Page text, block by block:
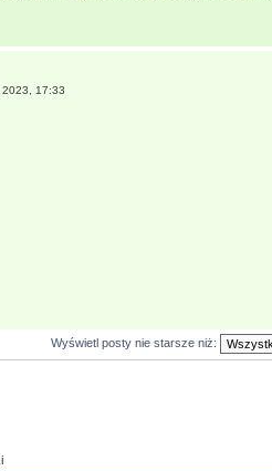
17:33
Wyświetl posty nie starsze niż: